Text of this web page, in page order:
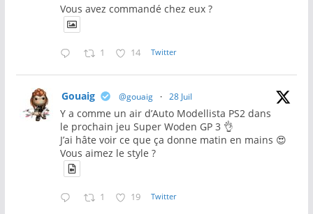
Vous avez commandé chez eux ?
1 14 Twitter
Gouaig @gouaig · 28 Juil
Y a comme un air d’Auto Modellista PS2 dans
le prochain jeu Super Woden GP 3 👌
J’ai hâte voir ce que ça donne matin en mains 😍
Vous aimez le style ?
1 19 Twitter